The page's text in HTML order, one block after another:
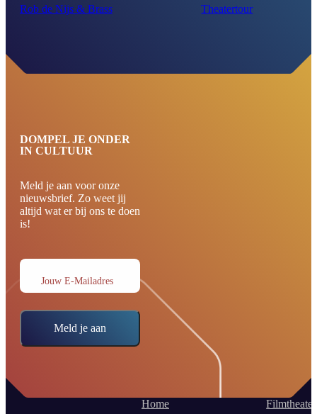
Rob de Nijs & Brass
Theatertour
DOMPEL JE ONDER
IN CULTUUR
Meld je aan voor onze
nieuwsbrief. Zo weet jij
altijd wat er bij ons te doen
is!
Jouw E-Mailadres
Meld je aan
Home
Filmtheater